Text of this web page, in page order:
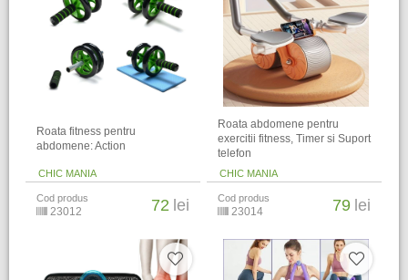
Roata fitness pentru
abdomene: Action
CHIC MANIA
Cod produs
23012 72 lei
Roata abdomene pentru
exercitii fitness, Timer si Suport
telefon
CHIC MANIA
Cod produs
23014 79 lei